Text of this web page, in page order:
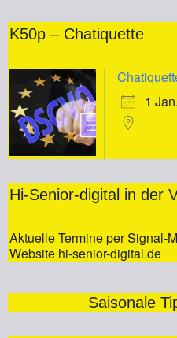
K50p – Chatiquette
1
Hi-Senior-digital in der
Aktuelle Termine per Signal-
Website hi-senior-digital.de
Saisonale